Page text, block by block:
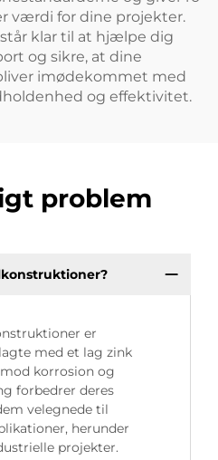
værdi for dine projekter.
klar til at hjælpe dig
og sikre, at dine
imødekommet med
og effektivitet.
problem
er
med et lag zink
korrosion og
forbedrer deres
velegnede til
herunder
projekter.